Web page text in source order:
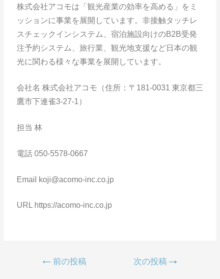
株式会社アコモは「観光産業の効率を高める」をミ
ッションに事業を展開しています。非接触タッチレ
スチェックインシステム、宿泊施設向けのB2B受発
注予約システム、旅行業、観光地支援など日本の観
光に関わる様々な事業を展開しています。
会社名 株式会社アコモ（住所：〒181-0031 東京都三
鷹市下連雀3-27-1）
担当 林
電話 050-5578-0667
Email koji@acomo-inc.co.jp
URL https://acomo-inc.co.jp
← 前の投稿 次の投稿→